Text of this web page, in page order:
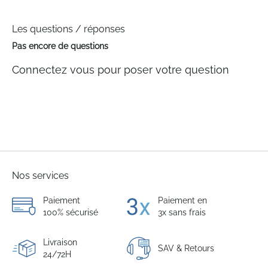
Les questions / réponses
Pas encore de questions
Connectez vous pour poser votre question
Nos services
Paiement
100% sécurisé
Paiement en
3x sans frais
Livraison
24/72H
SAV & Retours